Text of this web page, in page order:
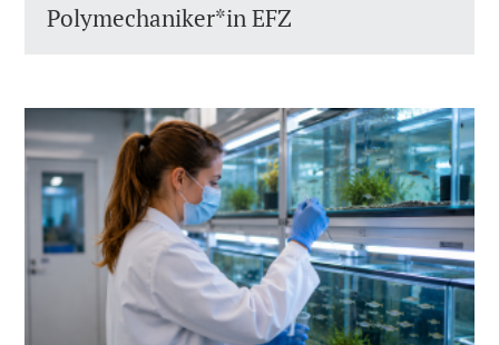
Polymechaniker*in EFZ